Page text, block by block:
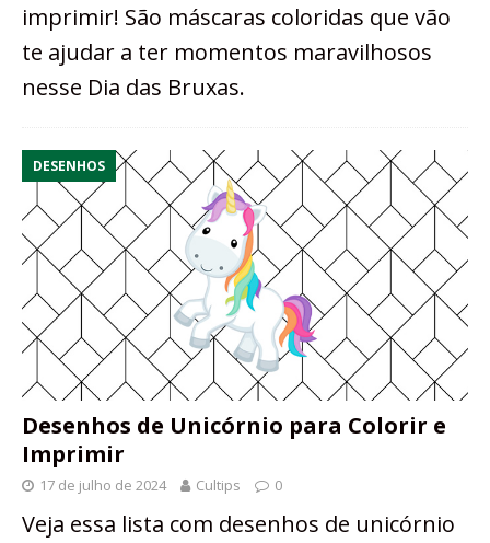
imprimir! São máscaras coloridas que vão
te ajudar a ter momentos maravilhosos
nesse Dia das Bruxas.
DESENHOS
Desenhos de Unicórnio para Colorir e
Imprimir
17 de julho de 2024 Cultips 0
Veja essa lista com desenhos de unicórnio